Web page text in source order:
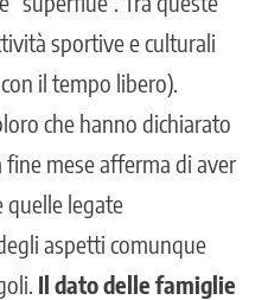
sportive e culturali
il tempo libero).
che hanno dichiarato
mese afferma di aver
quelle legate
aspetti comunque
Il dato delle famiglie